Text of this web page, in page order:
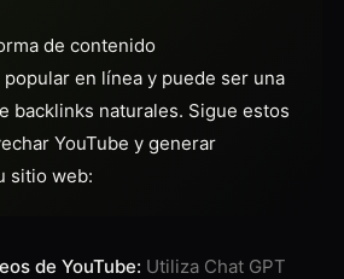
de contenido
en línea y puede ser una
backlinks naturales. Sigue estos
YouTube y generar
sitio web:
de YouTube: Utiliza Chat GPT